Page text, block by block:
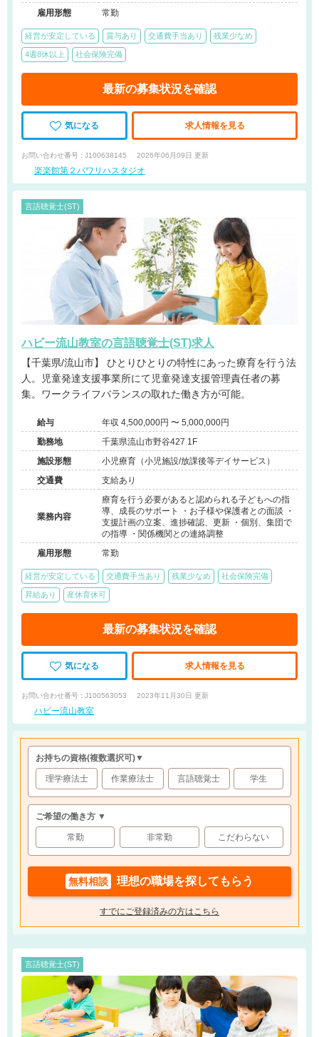
雇用形態
常勤
経営が安定している 賞与あり 交通費手当あり 残業少なめ
4週8休以上 社会保険完備
最新の募集状況を確認
気になる 求人情報を見る
お問い合わせ番号 : J100638145 2026年06月09日 更新
楽楽館第２パワリハスタジオ
言語聴覚士(ST)
ハビー流山教室の言語聴覚士(ST)求人
【千葉県/流山市】 ひとりひとりの特性にあった療育を行う法
人。児童発達支援事業所にて児童発達支援管理責任者の募
集。ワークライフバランスの取れた働き方が可能。
給与
年収 4,500,000円 〜 5,000,000円
勤務地
千葉県流山市野谷427 1F
施設形態
小児療育（小児施設/放課後等デイサービス）
交通費
支給あり
業務内容
療育を行う必要があると認められる子どもへの指
導、成長のサポート ・お子様や保護者との面談 ・
支援計画の立案、進捗確認、更新 ・個別、集団で
の指導 ・関係機関との連絡調整
雇用形態
常勤
経営が安定している 交通費手当あり 残業少なめ 社会保険完備
昇給あり 産休育休可
最新の募集状況を確認
気になる 求人情報を見る
お問い合わせ番号 : J100563053 2023年11月30日 更新
ハビー流山教室
お持ちの資格(複数選択可)▼
理学療法士 作業療法士 言語聴覚士 学生
ご希望の働き方 ▼
常勤 非常勤 こだわらない
無料相談 理想の職場を探してもらう
すでにご登録済みの方はこちら
言語聴覚士(ST)